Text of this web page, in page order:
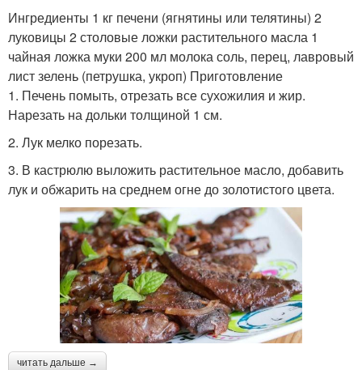
Ингредиенты 1 кг печени (ягнятины или телятины) 2
луковицы 2 столовые ложки растительного масла 1
чайная ложка муки 200 мл молока соль, перец, лавровый
лист зелень (петрушка, укроп) Приготовление
1. Печень помыть, отрезать все сухожилия и жир.
Нарезать на дольки толщиной 1 см.
2. Лук мелко порезать.
3. В кастрюлю выложить растительное масло, добавить
лук и обжарить на среднем огне до золотистого цвета.
читать дальше →